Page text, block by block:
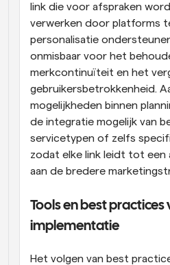
link die voor afspraken
verwerken door platforms
personalisatie
onmisbaar voor het
merkcontinuïteit en het
gebruikersbetrokkenheid.
mogelijkheden binnen
de integratie mogelijk van
servicetypen of zelfs
zodat elke link leidt tot een
aan de bredere
Tools en best practices
implementatie
Het volgen van best